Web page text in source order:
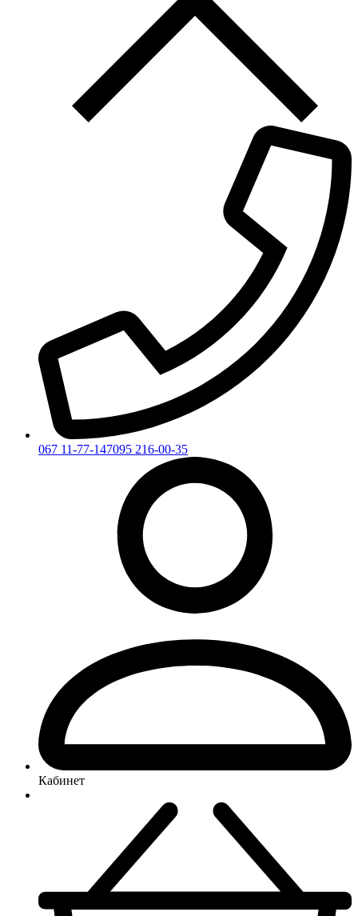
067 11-77-147095 216-00-35
Кабинет